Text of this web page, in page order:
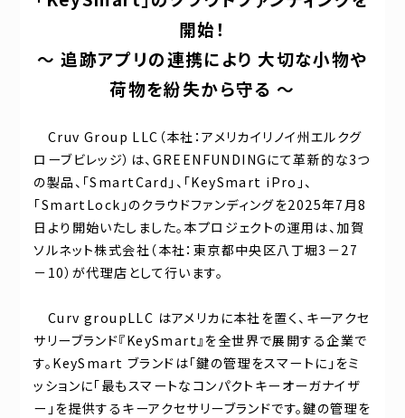
開始！
〜 追跡アプリの連携により 大切な小物や
荷物を紛失から守る 〜
Cruv Group LLC（本社：アメリカイリノイ州エルクグ
ローブビレッジ）は、GREENFUNDINGにて革新的な3つ
の製品、「SmartCard」、「KeySmart iPro」、
「SmartLock」のクラウドファンディングを2025年7月8
日より開始いたしました。本プロジェクトの運用は、加賀
ソルネット株式会社（本社：東京都中央区八丁堀3－27
－10）が代理店として行います。
Curv groupLLC はアメリカに本社を置く、キーアクセ
サリーブランド『KeySmart』を全世界で展開する企業で
す。KeySmart ブランドは「鍵の管理をスマートに」をミ
ッションに「最もスマートなコンパクトキーオーガナイザ
ー」を提供するキーアクセサリーブランドです。鍵の管理を